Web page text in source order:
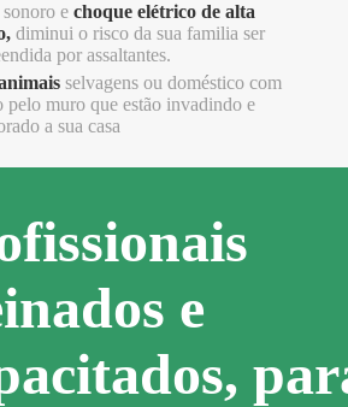
e choque elétrico de alta
diminui o risco da sua familia ser
por assaltantes.
selvagens ou doméstico com
pelo muro que estão invadindo e
a sua casa
e